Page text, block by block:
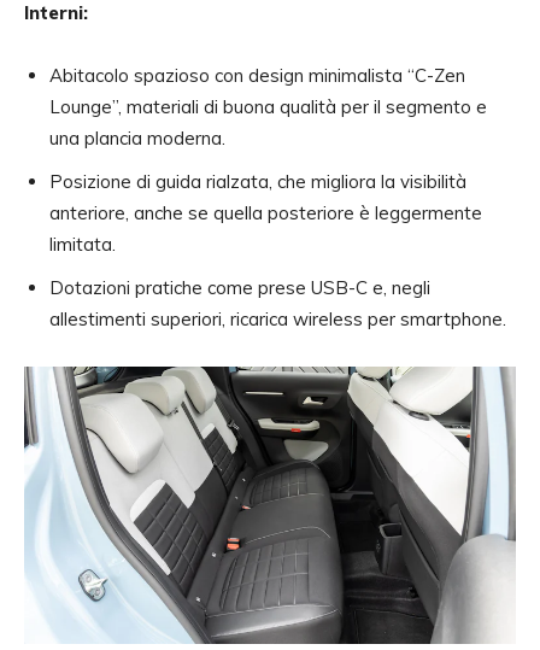
Interni:
Abitacolo spazioso con design minimalista “C-Zen
Lounge”, materiali di buona qualità per il segmento e
una plancia moderna.
Posizione di guida rialzata, che migliora la visibilità
anteriore, anche se quella posteriore è leggermente
limitata.
Dotazioni pratiche come prese USB-C e, negli
allestimenti superiori, ricarica wireless per smartphone.